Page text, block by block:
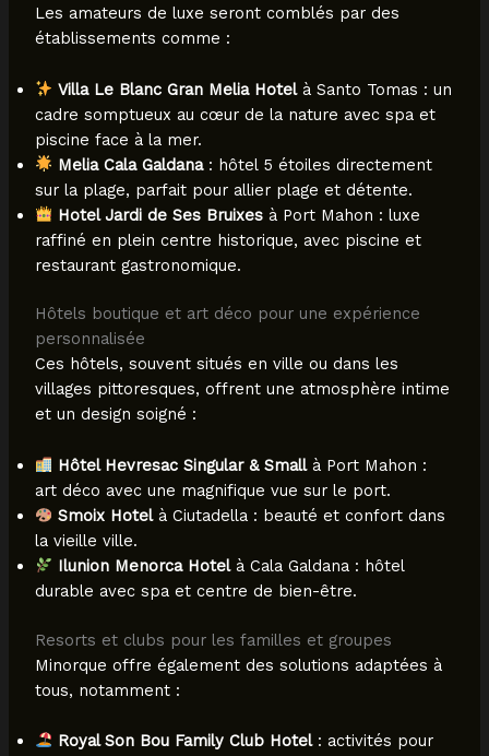
Les amateurs de luxe seront comblés par des
établissements comme :
Villa Le Blanc Gran Melia Hotelà Santo Tomas : un
cadre somptueux au cœur de la nature avec spa et
piscine face à la mer.
Melia Cala Galdana: hôtel 5 étoiles directement
sur la plage, parfait pour allier plage et détente.
Hotel Jardi de Ses Bruixes à Port Mahon : luxe
raffiné en plein centre historique, avec piscine et
restaurant gastronomique.
Hôtels boutique et art déco pour une expérience
personnalisée
Ces hôtels, souvent situés en ville ou dans les
villages pittoresques, offrent une atmosphère intime
et un design soigné :
Hôtel Hevresac Singular & Smallà Port Mahon :
art déco avec une magnifique vue sur le port.
Smoix Hotelà Ciutadella : beauté et confort dans
la vieille ville.
Ilunion Menorca Hotelà Cala Galdana : hôtel
durable avec spa et centre de bien-être.
Resorts et clubs pour les familles et groupes
Minorque offre également des solutions adaptées à
tous, notamment :
Royal Son Bou Family Club Hotel: activités pour